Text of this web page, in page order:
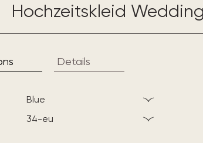
Hochzeitskleid
Details
blue
34-eu